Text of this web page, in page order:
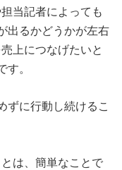
当記者によっても
出るかどうかが左右
上につなげたいと
す。
ずに行動し続けるこ
は、簡単なことで